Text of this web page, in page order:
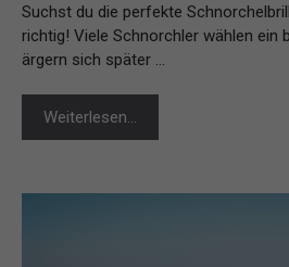
Suchst du die perfekte
richtig! Viele Schnorchler wählen ein
ärgern sich später …
Weiterlesen…